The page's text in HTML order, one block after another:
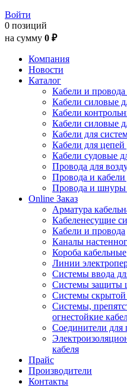
Войти
0 позиций
на сумму 0 ₽
Компания
Новости
Каталог
Кабели и провода
Кабели силовые
Кабели
Кабели силовые
Кабели для
Кабели для цепей
Кабели судовые
Провода для
Провода и кабели
Провода и шнуры
Online Заказ
Арматура
Кабеленесущие
Кабели и провода
Каналы
Короба кабельные
Линии
Системы ввода
Системы защиты
Системы
Системы,
огнестойкие
Соединители для
кабеля
Прайс
Производители
Контакты